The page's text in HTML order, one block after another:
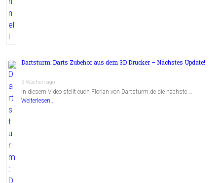
Dartsturm: Darts Zubehör aus dem 3D Drucker – Nächstes Update!
3 Wochen ago
In diesem Video stellt euch Florian von Dartsturm.de die nächste …
Weiterlesen...